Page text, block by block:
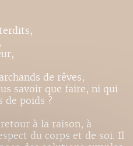
de rêves,
savoir que faire, ni qui
de poids ?
à la raison, à
du corps et de soi. Il